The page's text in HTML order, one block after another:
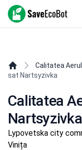
SaveEcoBot
Calitatea
sat Nartsyzivka
Calitatea
Nartsyzivka
Lypovetska city
Vinița